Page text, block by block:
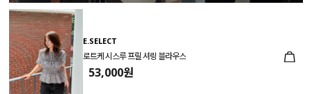
E.SELECT
로트케 시스루 프릴 셔링 블라우스
53,000원